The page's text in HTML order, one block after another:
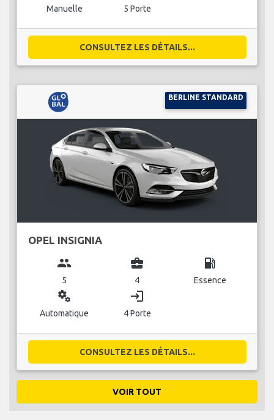
Manuelle 5 Porte
CONSULTEZ LES DÉTAILS...
BERLINE STANDARD
OPEL INSIGNIA
group
5
business_center
4
local_gas_station
Essence
miscellaneous_services
Automatique
login
4 Porte
CONSULTEZ LES DÉTAILS...
VOIR TOUT